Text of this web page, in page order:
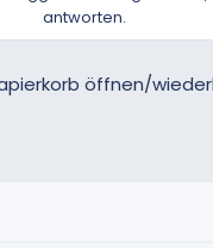
antworten.
öffnen/